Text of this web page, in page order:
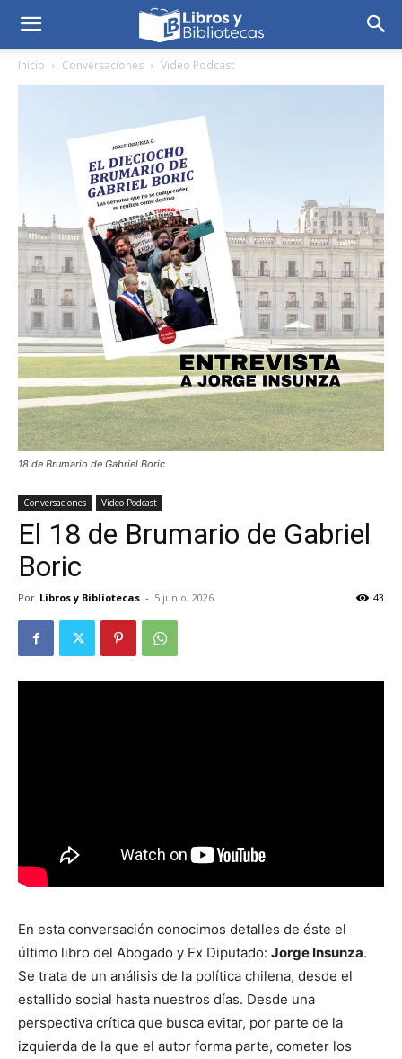
Inicio Conversaciones Video Podcast
18 de Brumario de Gabriel Boric
Conversaciones Video Podcast
El 18 de Brumario de Gabriel
Boric
Por Libros y Bibliotecas - 5 junio, 2026 43
En esta conversación conocimos detalles de éste el
último libro del Abogado y Ex Diputado: Jorge Insunza.
Se trata de un análisis de la política chilena, desde el
estallido social hasta nuestros días. Desde una
perspectiva crítica que busca evitar, por parte de la
izquierda de la que el autor forma parte, cometer los